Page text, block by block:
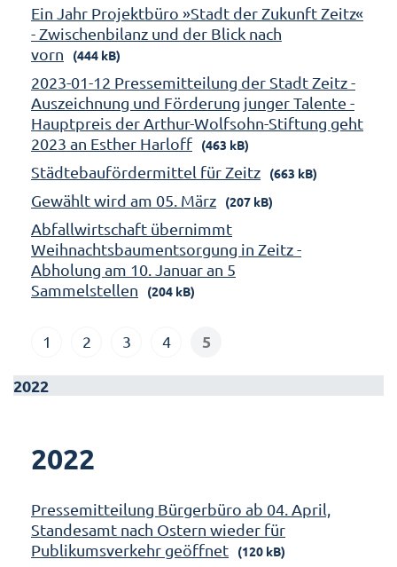
Ein Jahr Projektbüro »Stadt der Zukunft Zeitz«
- Zwischenbilanz und der Blick nach
vorn
(444 kB)
2023-01-12 Pressemitteilung der Stadt Zeitz -
Auszeichnung und Förderung junger Talente -
Hauptpreis der Arthur-Wolfsohn-Stiftung geht
2023 an Esther Harloff
(463 kB)
Städtebaufördermittel für Zeitz (663 kB)
Gewählt wird am 05. März (207 kB)
Abfallwirtschaft übernimmt
Weihnachtsbaumentsorgung in Zeitz -
Abholung am 10. Januar an 5
Sammelstellen
(204 kB)
1 2 3 4 5
2022
2022
Pressemitteilung Bürgerbüro ab 04. April,
Standesamt nach Ostern wieder für
Publikumsverkehr geöffnet
(120 kB)